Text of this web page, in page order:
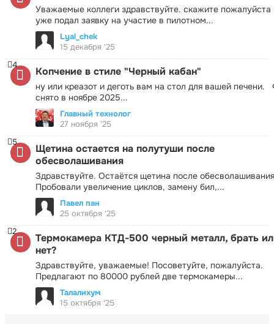
Уважаемые коллеги здравствуйте. скажите пожалуйста
уже подал заявку на участие в пилотном...
Lyal_chek
15 декабря '25
Копчение в стиле "Черный кабан"
ну или креазот и деготь вам на стол для вашей печени.
снято в ноябре 2025...
4
Главный технолог
27 ноября '25
Щетина остается на полутуши после
обесволашивания
Здравствуйте. Остаётся щетина после
Пробовали увеличение циклов, замену бил,...
5
Павел пан
25 октября '25
Термокамера КТД-500 черный металл, брать
нет?
Здравствуйте, уважаемые! Посоветуйте, пожалуйста.
Предлагают по 80000 рублей две термокамеры...
2
Талалихум
15 октября '25